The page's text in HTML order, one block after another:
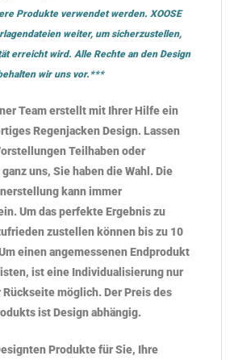
Produkte verwendet werden. XOOSE
weiter, um sicherzustellen,
erreicht wird. Alle Rechte an den Design
wir uns vor.***
Team erstellt mit Ihrer Hilfe ein
Regenjacken Design. Lassen
Teilhaben oder
uns, Sie haben die Wahl. Die
kann immer
Um das perfekte Ergebnis zu
zustellen können bis zu 10
einen angemessenen Endprodukt
ist eine Individualisierung nur
möglich. Der Preis des
ist Design abhängig.
Produkte für Sie, Ihre